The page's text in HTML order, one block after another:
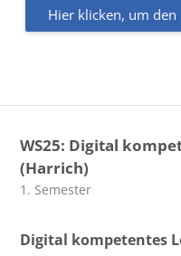
Hier klicken, um den
WS25: Digital
(Harrich)
Kursbereich
1. Semester
Digital kompetentes